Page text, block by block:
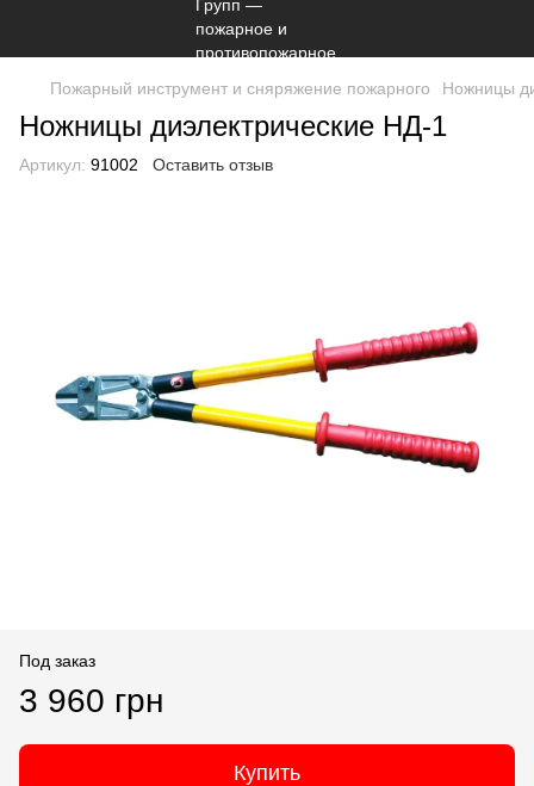
Пожарный инструмент и сняряжение пожарного Ножницы
Ножницы диэлектрические НД-1
Артикул: 91002 Оставить отзыв
Под заказ
3 960 грн
Купить